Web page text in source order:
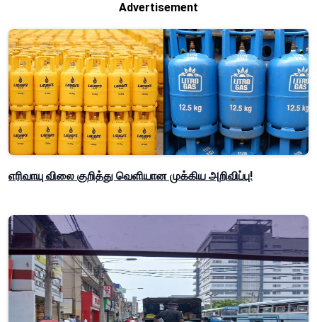
Advertisement
எரிவாயு விலை குறித்து வெளியான முக்கிய அறிவிப்பு!